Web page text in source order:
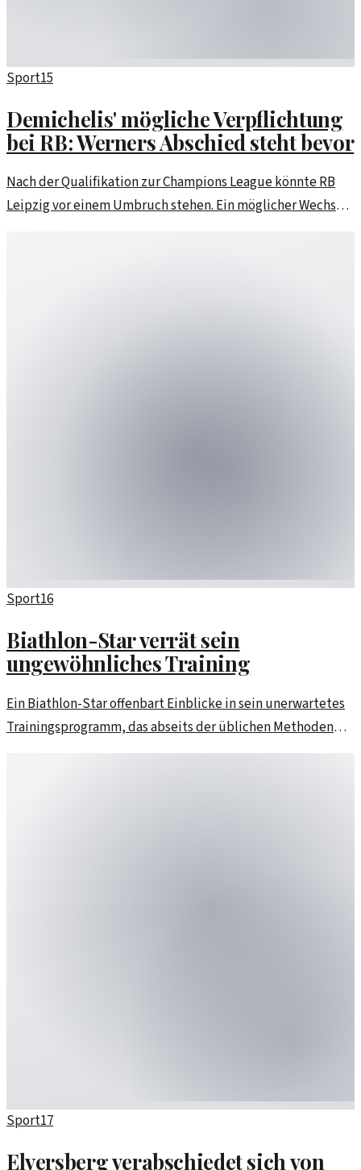
Sport15
Demichelis' mögliche Verpflichtung
bei RB: Werners Abschied steht bevor
Nach der Qualifikation zur Champions League könnte RB
Leipzig vor einem Umbruch stehen. Ein möglicher Wechsel
Sport16
Biathlon-Star verrät sein
ungewöhnliches Training
Ein Biathlon-Star offenbart Einblicke in sein unerwartetes
Trainingsprogramm, das abseits der üblichen Methoden
liegt. Wie diese ungewöhnlichen Übungen seine Leistung
Sport17
Elversberg verabschiedet sich von